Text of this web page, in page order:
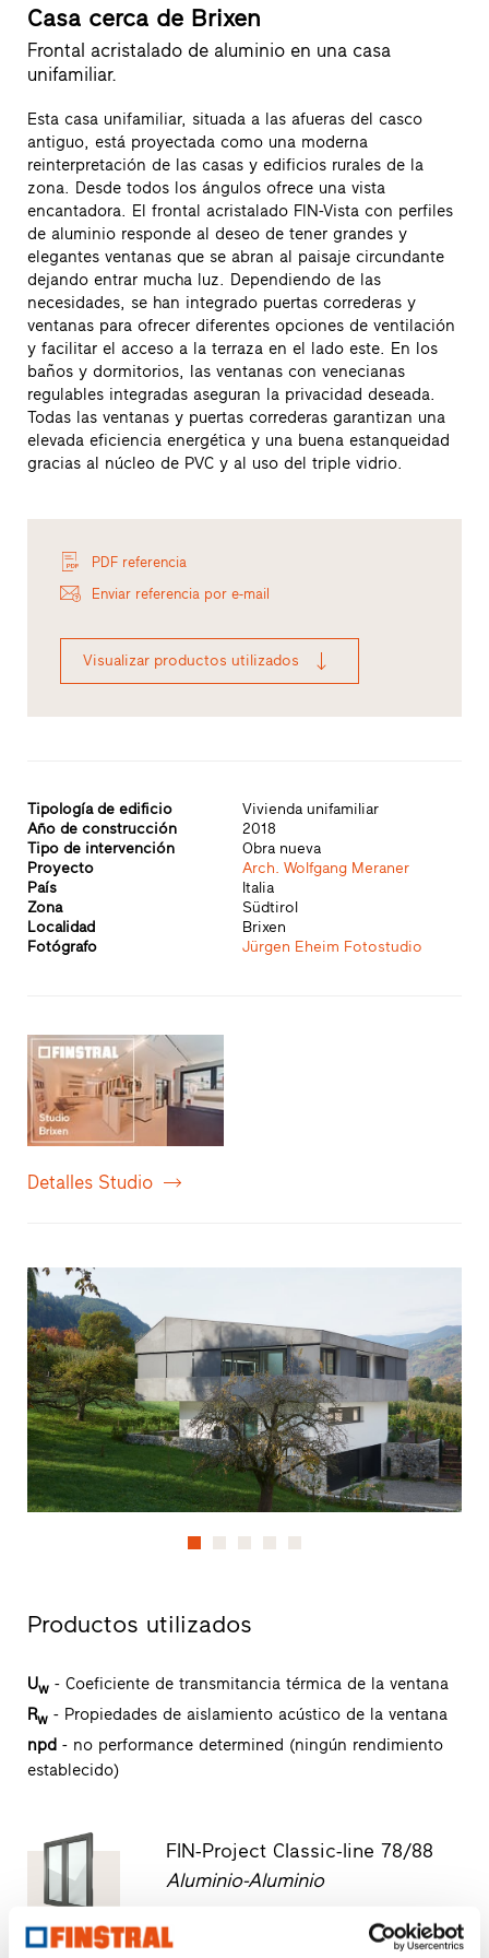
Casa cerca de Brixen
Frontal acristalado de aluminio en una casa
unifamiliar.
Esta casa unifamiliar, situada a las afueras del casco
antiguo, está proyectada como una moderna
reinterpretación de las casas y edificios rurales de la
zona. Desde todos los ángulos ofrece una vista
encantadora. El frontal acristalado FIN-Vista con perfiles
de aluminio responde al deseo de tener grandes y
elegantes ventanas que se abran al paisaje circundante
dejando entrar mucha luz. Dependiendo de las
necesidades, se han integrado puertas correderas y
ventanas para ofrecer diferentes opciones de ventilación
y facilitar el acceso a la terraza en el lado este. En los
baños y dormitorios, las ventanas con venecianas
regulables integradas aseguran la privacidad deseada.
Todas las ventanas y puertas correderas garantizan una
elevada eficiencia energética y una buena estanqueidad
gracias al núcleo de PVC y al uso del triple vidrio.
PDF referencia
Enviar referencia por e-mail
Visualizar productos utilizados
Tipología de edificio
Vivienda unifamiliar
Año de construcción
2018
Tipo de intervención
Obra nueva
Proyecto
Arch. Wolfgang Meraner
País
Italia
Zona
Südtirol
Localidad
Brixen
Fotógrafo
Jürgen Eheim Fotostudio
Detalles Studio
Productos utilizados
Uw- Coeficiente de transmitancia térmica de la ventana
Rw- Propiedades de aislamiento acústico de la ventana
npd- no performance determined (ningún rendimiento
establecido)
FIN-Project Classic-line 78/88
Aluminio-Aluminio
Descargar ficha técnica de producto
Solicitar textos para mediciones